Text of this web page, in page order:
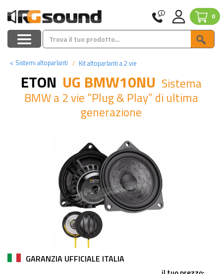
0
< Sistemi altoparlanti Kit altoparlanti a 2 vie
ETON UG BMW10NU Sistema
BMW a 2 vie “Plug & Play” di ultima
generazione
GARANZIA UFFICIALE ITALIA